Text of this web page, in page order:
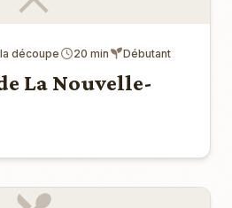
découpe 20 min Débutant
La Nouvelle-